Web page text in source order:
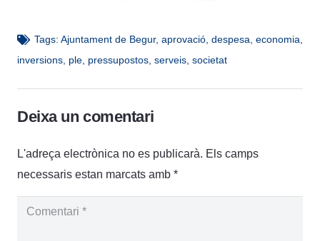
Tags: Ajuntament de Begur, aprovació, despesa economia
inversions ple pressupostos serveis societat
Deixa un comentari
L'adreça electrònica no es publicarà. Els camps
necessaris estan marcats amb *